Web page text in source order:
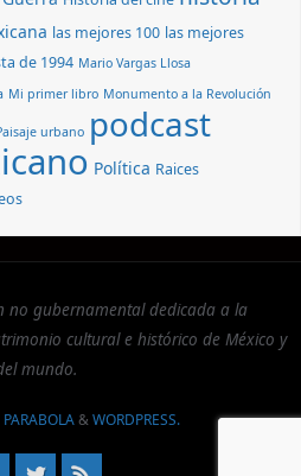
las mejores 100 las mejores
de 1994 Mario Vargas Llosa
Mi primer libro Monumento a la Revolución
urbano podcast
Política Raices
no gubernamental dedicada a la
cultural e histórico de México y
mundo.
PARABOLA&WORDPRESS.